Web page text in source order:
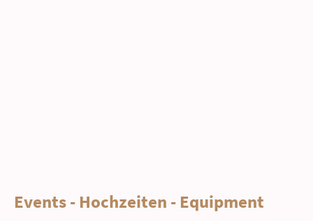
Events - Hochzeiten - Equipment